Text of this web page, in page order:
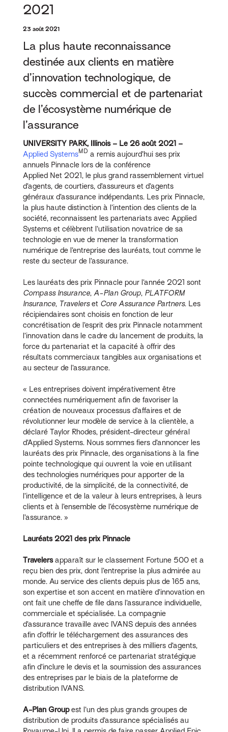
2021
23 août 2021
La plus haute reconnaissance
destinée aux clients en matière
d’innovation technologique, de
succès commercial et de partenariat
de l’écosystème numérique de
l’assurance
UNIVERSITY PARK, Illinois – Le 26 août 2021 –
Applied SystemsMD a remis aujourd’hui ses prix
annuels Pinnacle lors de la conférence
Applied Net 2021, le plus grand rassemblement virtuel
d’agents, de courtiers, d’assureurs et d’agents
généraux d’assurance indépendants. Les prix Pinnacle,
la plus haute distinction à l’intention des clients de la
société, reconnaissent les partenariats avec Applied
Systems et célèbrent l’utilisation novatrice de sa
technologie en vue de mener la transformation
numérique de l’entreprise des lauréats, tout comme le
reste du secteur de l’assurance.
Les lauréats des prix Pinnacle pour l’année 2021 sont
Compass Insurance, A-Plan Group, PLATFORM
Insurance, Travelerset Core Assurance Partners. Les
récipiendaires sont choisis en fonction de leur
concrétisation de l’esprit des prix Pinnacle notamment
l’innovation dans le cadre du lancement de produits, la
force du partenariat et la capacité à offrir des
résultats commerciaux tangibles aux organisations et
au secteur de l’assurance.
« Les entreprises doivent impérativement être
connectées numériquement afin de favoriser la
création de nouveaux processus d’affaires et de
révolutionner leur modèle de service à la clientèle, a
déclaré Taylor Rhodes, président-directeur général
d’Applied Systems. Nous sommes fiers d’annoncer les
lauréats des prix Pinnacle, des organisations à la fine
pointe technologique qui ouvrent la voie en utilisant
des technologies numériques pour apporter de la
productivité, de la simplicité, de la connectivité, de
l’intelligence et de la valeur à leurs entreprises, à leurs
clients et à l’ensemble de l’écosystème numérique de
l’assurance. »
Lauréats 2021 des prix Pinnacle
Travelersapparaît sur le classement Fortune 500 et a
reçu bien des prix, dont l’entreprise la plus admirée au
monde. Au service des clients depuis plus de 165 ans,
son expertise et son accent en matière d’innovation en
ont fait une cheffe de file dans l’assurance individuelle,
commerciale et spécialisée. La compagnie
d’assurance travaille avec IVANS depuis des années
afin d’offrir le téléchargement des assurances des
particuliers et des entreprises à des milliers d’agents,
et a récemment renforcé ce partenariat stratégique
afin d’inclure le devis et la soumission des assurances
des entreprises par le biais de la plateforme de
distribution IVANS.
A-Plan Groupest l’un des plus grands groupes de
distribution de produits d’assurance spécialisés au